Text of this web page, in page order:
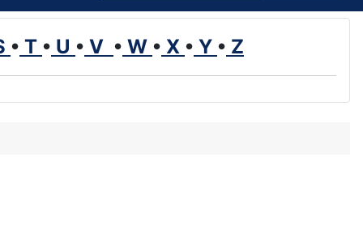
• T • U • V • W • X • Y • Z